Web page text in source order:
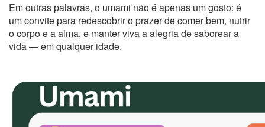
Em outras palavras, o umami não é apenas um gosto: é
um convite para redescobrir o prazer de comer bem, nutrir
o corpo e a alma, e manter viva a alegria de saborear a
vida — em qualquer idade.